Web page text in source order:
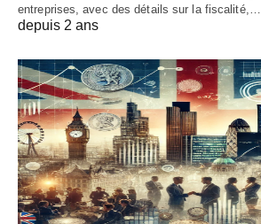
entreprises, avec des détails sur la fiscalité,…
depuis 2 ans